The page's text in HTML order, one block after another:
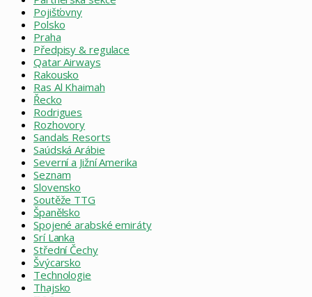
Pojišťovny
Polsko
Praha
Předpisy & regulace
Qatar Airways
Rakousko
Ras Al Khaimah
Řecko
Rodrigues
Rozhovory
Sandals Resorts
Saúdská Arábie
Severní a Jižní Amerika
Seznam
Slovensko
Soutěže TTG
Španělsko
Spojené arabské emiráty
Srí Lanka
Střední Čechy
Švýcarsko
Technologie
Thajsko